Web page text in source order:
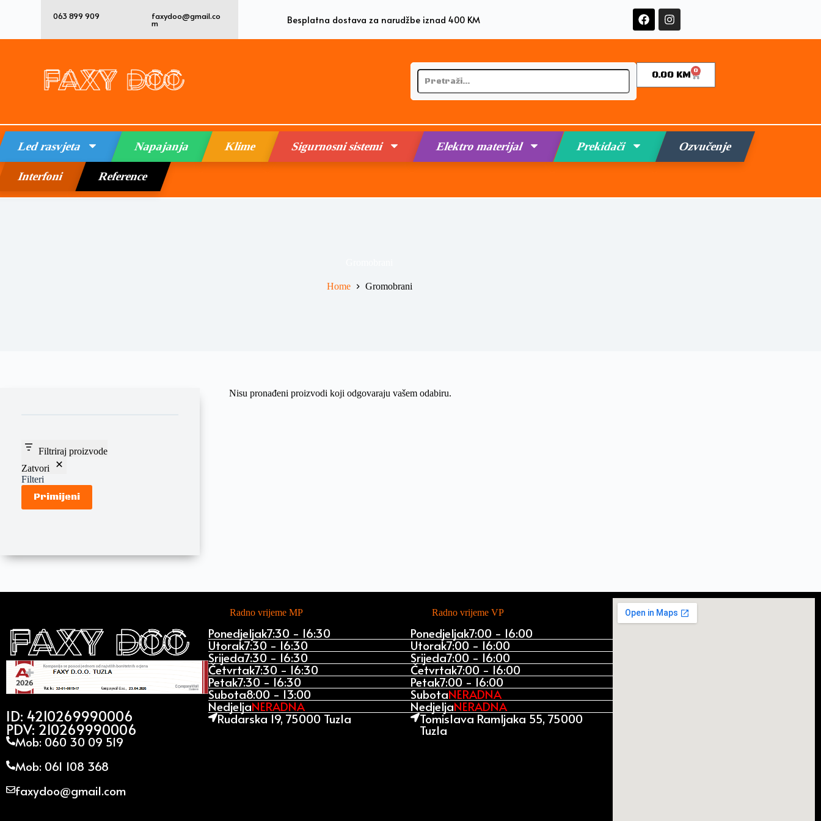
063 899 909 faxydoo@gmail.co
m Besplatna dostava za narudžbe iznad 400 KM
0.00 KM 0
Led rasvjeta Napajanja Klime Sigurnosni sistemi Elektro materijal Prekidači Ozvučenje
Interfoni Reference
Home Gromobrani
Nisu pronađeni proizvodi koji odgovaraju vašem odabiru.
Filtriraj proizvode
Zatvori
Filteri
Primijeni
ID: 4210269990006
PDV: 210269990006
Mob: 060 30 09 519
Mob: 061 108 368
faxydoo@gmail.com
Radno vrijeme MP
Ponedjeljak7:30 - 16:30
Utorak7:30 - 16:30
Srijeda7:30 - 16:30
Četvrtak7:30 - 16:30
Petak7:30 - 16:30
Subota8:00 - 13:00
NedjeljaNERADNA
Rudarska 19, 75000 Tuzla
Radno vrijeme VP
Ponedjeljak7:00 - 16:00
Utorak7:00 - 16:00
Srijeda7:00 - 16:00
Četvrtak7:00 - 16:00
Petak7:00 - 16:00
SubotaNERADNA
NedjeljaNERADNA
Tomislava Ramljaka 55, 75000
Tuzla